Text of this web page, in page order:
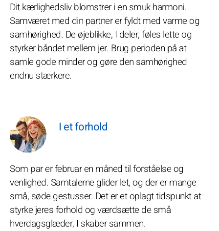
Dit kærlighedsliv blomstrer i en smuk harmoni.
Samværet med din partner er fyldt med varme og
samhørighed. De øjeblikke, I deler, føles lette og
styrker båndet mellem jer. Brug perioden på at
samle gode minder og gøre den samhørighed
endnu stærkere.
I et forhold
Som par er februar en måned til forståelse og
venlighed. Samtalerne glider let, og der er mange
små, søde gestusser. Det er et oplagt tidspunkt at
styrke jeres forhold og værdsætte de små
hverdagsglæder, I skaber sammen.